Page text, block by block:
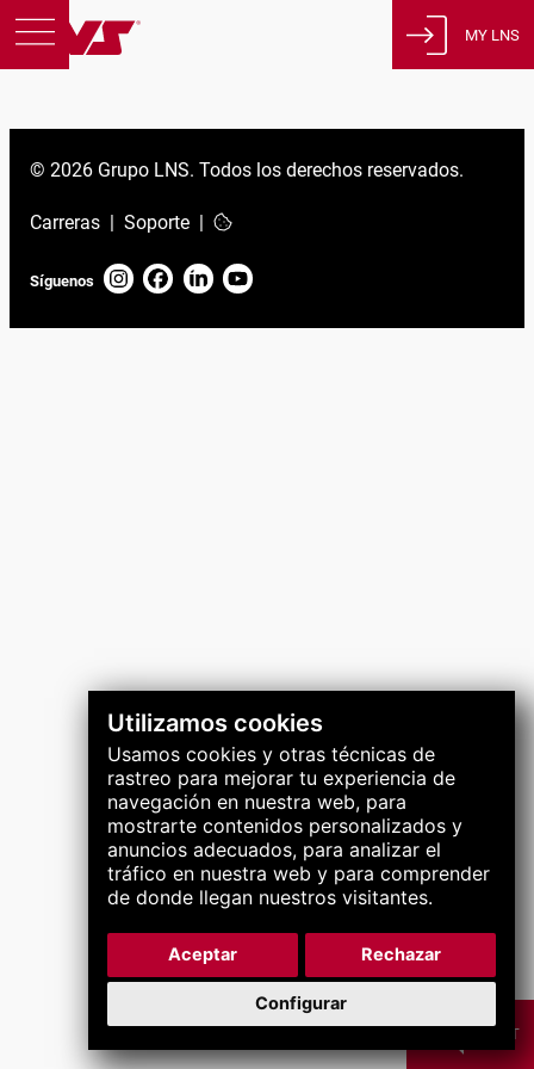
Utilizamos cookies
Usamos cookies y otras técnicas de
rastreo para mejorar tu experiencia de
navegación en nuestra web, para
mostrarte contenidos personalizados y
anuncios adecuados, para analizar el
tráfico en nuestra web y para comprender
de donde llegan nuestros visitantes.
Aceptar Rechazar
Configurar
© 2026 Grupo LNS. Todos los derechos reservados.
Carreras| Soporte|
Síguenos
Sobre nosotros
Contacto
MY LNS
CHAT